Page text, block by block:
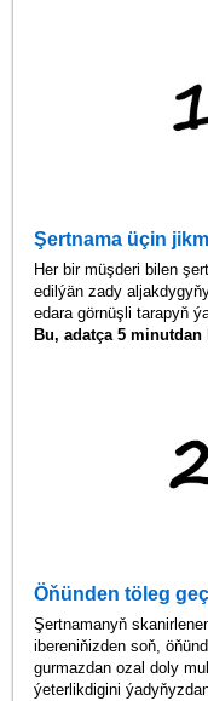
Şertnama üçin
Her bir müşderi bilen
edilýän zady
edara görnüşli tarapyň
Bu, adatça 5
Öňünden töleg
Şertnamanyň
ibereniňizden soň,
gurmazdan ozal doly
ýeterlikdigini